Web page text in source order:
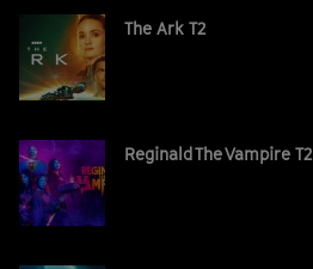
The Ark T2
Reginald The Vampire T2